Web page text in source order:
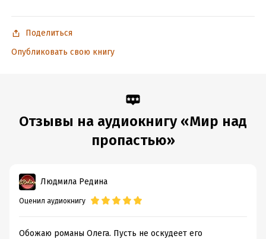
Поделиться
Опубликовать свою книгу
Отзывы на аудиокнигу «Мир над
пропастью»
Людмила Редина
Оценил аудиокнигу
Обожаю романы Олега. Пусть не оскудеет его